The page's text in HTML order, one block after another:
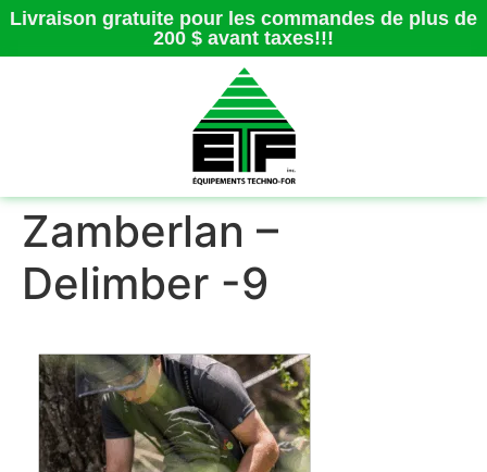
Livraison gratuite pour les commandes de plus de
200 $ avant taxes!!!
Zamberlan –
Delimber -9